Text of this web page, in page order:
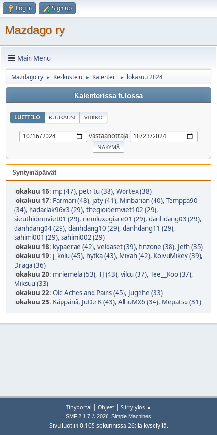
Log in Sign up
Mazdago ry
Main Menu
Mazdago ry ► Keskustelu ► Kalenteri ► lokakuu 2024
Kalenterissa tulossa
LUETTELO KUUKAUSI VIIKKO
vastaanottaja
Syntymäpäivät
lokakuu 16: mp (47), petritu (38), Wortex (38)
lokakuu 17: Farmari (48), jaty (41), Minbarian (40), Temppa90
(34), hadaclak96x3 (29), thegioidemviet102 (29),
sieuthidemviet01 (29), nemloxogiare01 (29), danhdang03 (29),
danhdang04 (29), danhdang10 (29), danhdang11 (29),
sahimi001 (29), sahimi002 (29)
lokakuu 18: kypaerae (42), veldaset (39), finzone (38), Jeth (35)
lokakuu 19: j_kolu (45), hytka (43), Mixah (42), KoivuMikey (39),
Draga (36)
lokakuu 20: mniemela (53), TJ (43), vilcu (37), Tee__Koo (37),
Miksuu (33)
lokakuu 22: Old Aches and Pains (45), Jugehe (33)
lokakuu 23: Käppänä, JuDe K (43), AlhuMX6 (34), Mepatsu (31)
Tinyportal | Ohjeet| Siirry ylös ▲
SMF 2.1.7 © 2026, Simple Machines
Sivu luotiin 0.105 sekunnissa 26:lla kyselyllä.